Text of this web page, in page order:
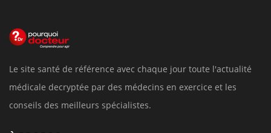
Le site santé de référence avec chaque jour toute l'actualité
médicale decryptée par des médecins en exercice et les
conseils des meilleurs spécialistes.